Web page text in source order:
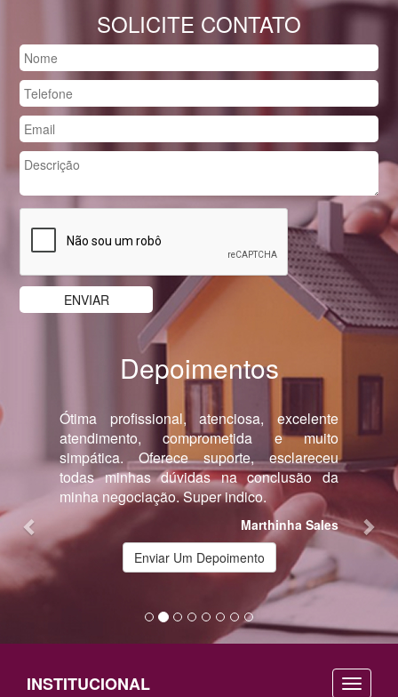
SOLICITE CONTATO
Depoimentos
Ótima profissional, atenciosa, excelente
atendimento, comprometida e muito
simpática. Oferece suporte, esclareceu
todas minhas dúvidas na conclusão da
minha negociação. Super indico.
Marthinha Sales
Enviar Um Depoimento
INSTITUCIONAL